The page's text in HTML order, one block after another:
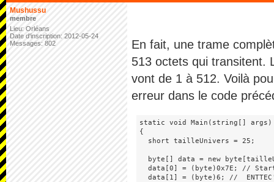
Mushussu
membre
Lieu: Orléans
Date d'inscription: 2012-05-24
Messages: 802
En fait, une trame
513 octets qui transitent.
vont de 1 à 512. Voilà
erreur dans le code
static void Main(string[] args)
{
  short tailleUnivers = 25;
byte[] data = new
data[0] = (byte)0x7E; //
data[1] = (byte)6; //